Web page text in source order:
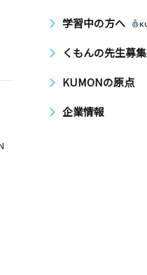
学習中の方へ
くもんの先生募集
KUMONの原点
企業情報